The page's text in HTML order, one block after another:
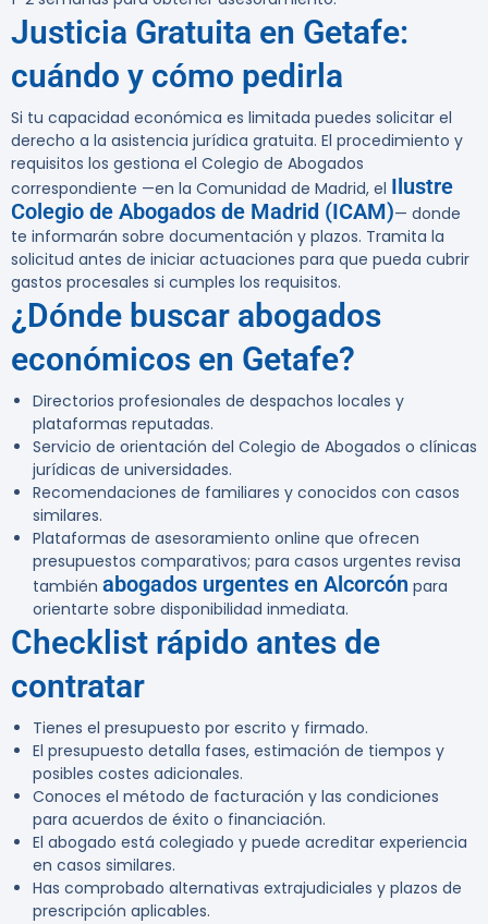
Justicia Gratuita en Getafe:
cuándo y cómo pedirla
Si tu capacidad económica es limitada puedes solicitar el
derecho a la asistencia jurídica gratuita. El procedimiento y
requisitos los gestiona el Colegio de Abogados
correspondiente —en la Comunidad de Madrid, el Ilustre
Colegio de Abogados de Madrid (ICAM)— donde
te informarán sobre documentación y plazos. Tramita la
solicitud antes de iniciar actuaciones para que pueda cubrir
gastos procesales si cumples los requisitos.
¿Dónde buscar abogados
económicos en Getafe?
Directorios profesionales de despachos locales y
plataformas reputadas.
Servicio de orientación del Colegio de Abogados o clínicas
jurídicas de universidades.
Recomendaciones de familiares y conocidos con casos
similares.
Plataformas de asesoramiento online que ofrecen
presupuestos comparativos; para casos urgentes revisa
también abogados urgentes en Alcorcón para
orientarte sobre disponibilidad inmediata.
Checklist rápido antes de
contratar
Tienes el presupuesto por escrito y firmado.
El presupuesto detalla fases, estimación de tiempos y
posibles costes adicionales.
Conoces el método de facturación y las condiciones
para acuerdos de éxito o financiación.
El abogado está colegiado y puede acreditar experiencia
en casos similares.
Has comprobado alternativas extrajudiciales y plazos de
prescripción aplicables.